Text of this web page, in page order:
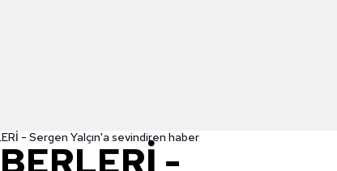
- Sergen Yalçın'a sevindiren haber
-